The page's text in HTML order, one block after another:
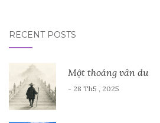
RECENT POSTS
Một thoáng vân du
- 28 Th5 , 2025